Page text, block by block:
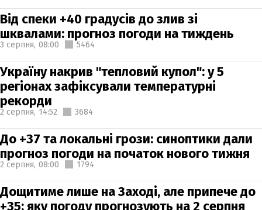
Від спеки +40 градусів до злив зі
шквалами: прогноз погоди на тиждень
3 серпня, 08:00 5464
Україну накрив "тепловий купол": у 5
регіонах зафіксували температурні
рекорди
2 серпня, 14:52 3684
До +37 та локальні грози: синоптики дали
прогноз погоди на початок нового тижня
2 серпня, 08:00 1794
Дощитиме лише на Заході, але припече до
+35: яку погоду прогнозують на 2 серпня